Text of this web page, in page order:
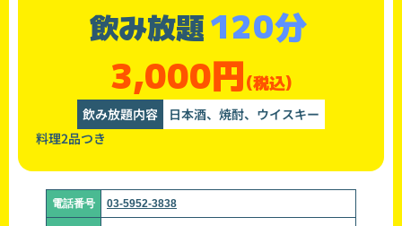
飲み放題120分
3,000円(税込)
飲み放題内容
日本酒、焼酎、ウイスキー
料理2品つき
電話番号 03-5952-3838